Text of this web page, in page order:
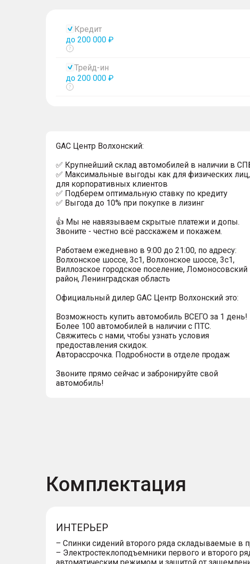
Кредит
до 200 000 ₽
Показать
Трейд-ин
до 200 000 ₽
Показать
GAC Центр Волхонский:
✅ Крупнейший склад автомобилей в наличии в
✅ Максимальные выгоды как для физических лиц,
для корпоративных клиентов
✅ Подберем оптимальную ставку по кредиту
✅ Выгода до 10% при покупке в лизинг
👍 Мы не навязываем скрытые платежи и допы.
Звоните - честно всё расскажем и покажем.
Работаем ежедневно в 9:00 до 21:00, по адресу:
Волхонское шоссе, 3с1, Волхонское шоссе, 3с1,
Виллозское городское поселение, Ломоносовский
район, Ленинградская область
Официальный дилер GAC Центр Волхонский это:
Возможность купить автомобиль ВСЕГО за 1 день!
Более 100 автомобилей в наличии с ПТС.
Свяжитесь с нами, чтобы узнать условия
предоставления скидок.
Авторассрочка. Подробности в отделе продаж
Звоните прямо сейчас и забронируйте свой
автомобиль!
Комплектация
ИНТЕРЬЕР
– Спинки сидений второго ряда складываемые в
– Электростеклоподъемники первого и второго